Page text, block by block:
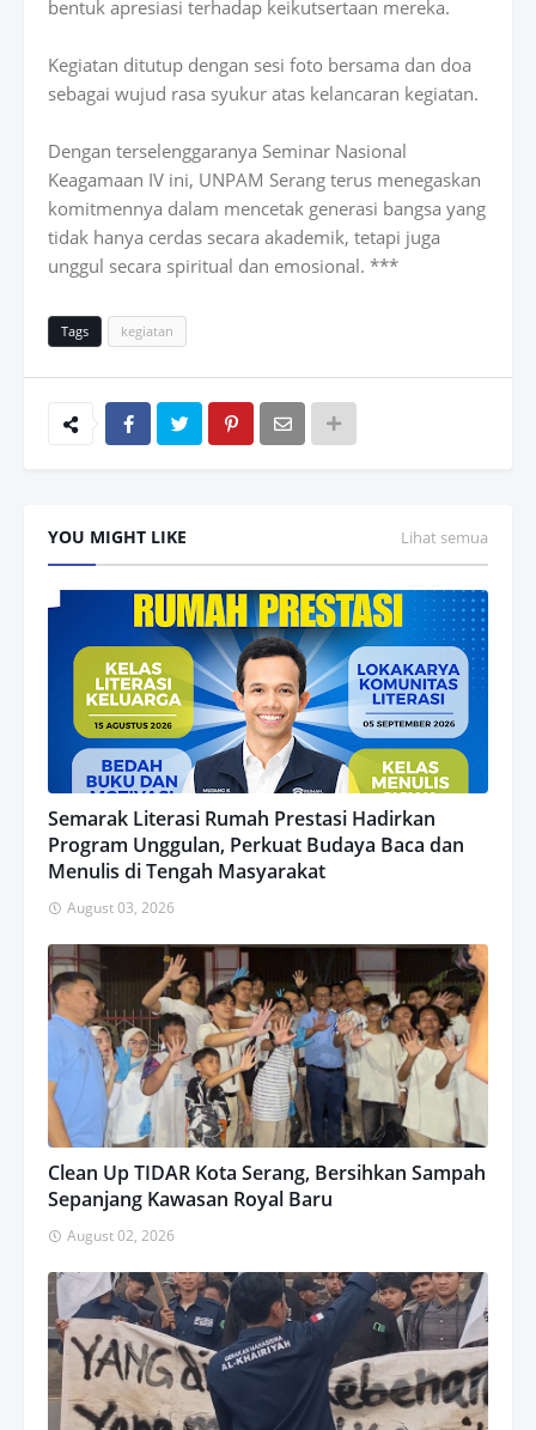
bentuk apresiasi terhadap keikutsertaan mereka.
Kegiatan ditutup dengan sesi foto bersama dan doa
sebagai wujud rasa syukur atas kelancaran kegiatan.
Dengan terselenggaranya Seminar Nasional
Keagamaan IV ini, UNPAM Serang terus menegaskan
komitmennya dalam mencetak generasi bangsa yang
tidak hanya cerdas secara akademik, tetapi juga
unggul secara spiritual dan emosional. ***
Tags kegiatan
YOU MIGHT LIKE Lihat semua
Semarak Literasi Rumah Prestasi Hadirkan
Program Unggulan, Perkuat Budaya Baca dan
Menulis di Tengah Masyarakat
August 03, 2026
Clean Up TIDAR Kota Serang, Bersihkan Sampah
Sepanjang Kawasan Royal Baru
August 02, 2026